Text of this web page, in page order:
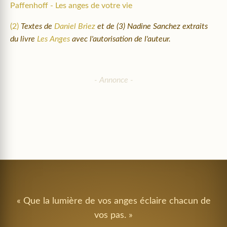
Paffenhoff - Les anges de votre vie
(2) Textes de Daniel Briez et de (3) Nadine Sanchez extraits
du livre Les Anges avec l'autorisation de l'auteur.
« Que la lumière de vos anges éclaire chacun de
vos pas. »